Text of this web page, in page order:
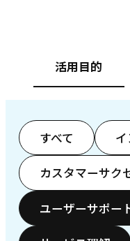
活用目的
すべて
カスタマーサク
ユーザーサポー